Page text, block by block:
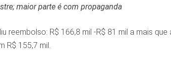
maior parte é com propaganda
reembolso: R$ 166,8 mil -R$ 81 mil a mais
R$ 155,7 mil.